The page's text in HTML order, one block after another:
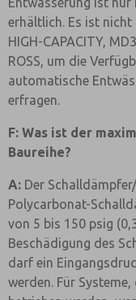
erhältlich. Es ist
HIGH-CAPACITY,
ROSS, um die
automatische
erfragen.
F: Was ist der
Baureihe?
A: Der
Polycarbonat-
von 5 bis 150 psig
Beschädigung des
darf ein
werden. Für